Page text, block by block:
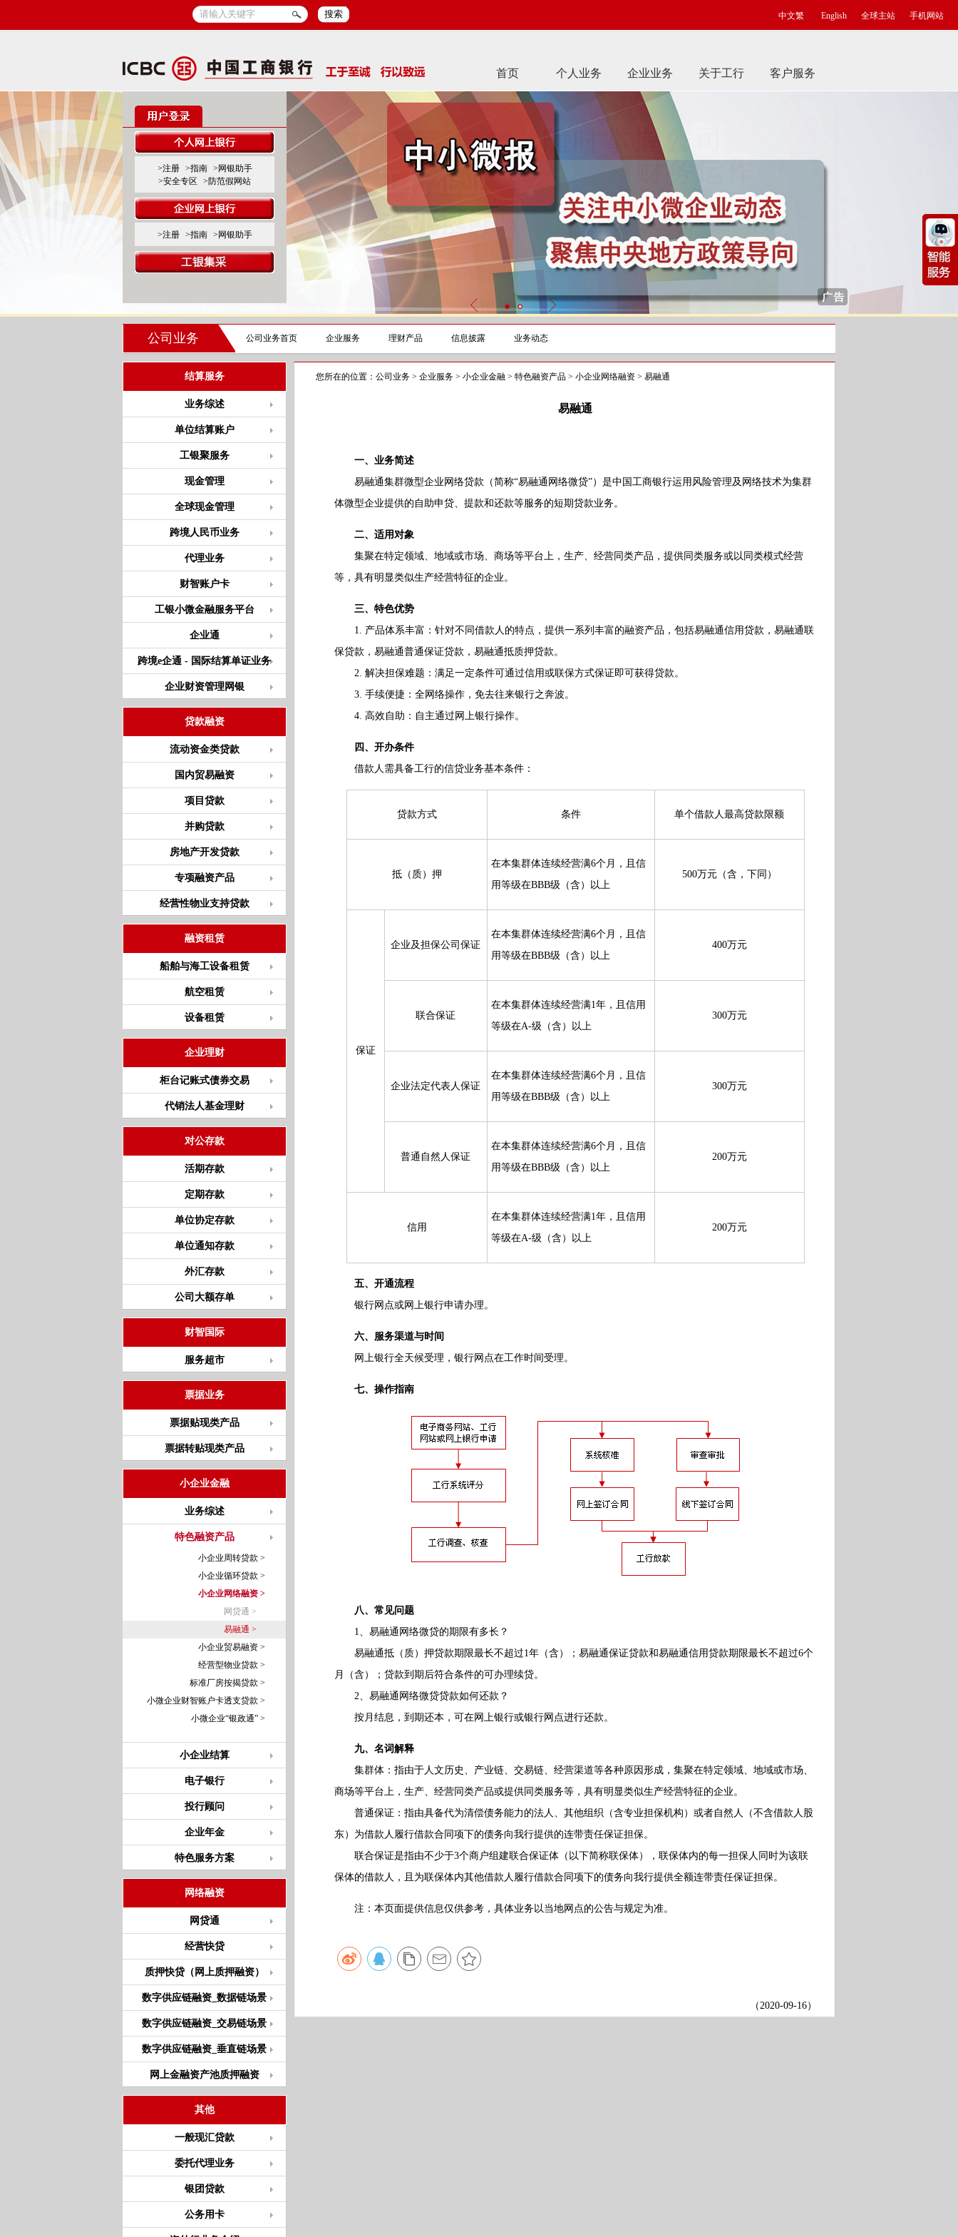
搜索 中文繁 English 全球主站 手机网站
首页 个人业务 企业业务 关于工行 客户服务
>注册 >指南
>网银助手
>安全专区
>防范假网站
>注册 >指南 >网银助手
公司业务 公司业务首页 企业服务 理财产品 信息披露 业务动态
结算服务
业务综述
单位结算账户
工银聚服务
现金管理
全球现金管理
跨境人民币业务
代理业务
财智账户卡
工银小微金融服务平台
企业通
跨境e企通 - 国际结算单证业务
企业财资管理网银
贷款融资
流动资金类贷款
国内贸易融资
项目贷款
并购贷款
房地产开发贷款
专项融资产品
经营性物业支持贷款
融资租赁
船舶与海工设备租赁
航空租赁
设备租赁
企业理财
柜台记账式债券交易
代销法人基金理财
对公存款
活期存款
定期存款
单位协定存款
单位通知存款
外汇存款
公司大额存单
财智国际
服务超市
票据业务
票据贴现类产品
票据转贴现类产品
小企业金融
业务综述
特色融资产品
小企业周转贷款 >
小企业循环贷款 >
小企业网络融资 >
网贷通 >
易融通 >
小企业贸易融资 >
经营型物业贷款 >
标准厂房按揭贷款 >
小微企业财智账户卡透支贷款 >
小微企业“银政通” >
小企业结算
电子银行
投行顾问
企业年金
特色服务方案
网络融资
网贷通
经营快贷
质押快贷（网上质押融资）
数字供应链融资_数据链场景
数字供应链融资_交易链场景
数字供应链融资_垂直链场景
网上金融资产池质押融资
其他
一般现汇贷款
委托代理业务
银团贷款
公务用卡
您所在的位置： 公司业务 > 企业服务 > 小企业金融 > 特色融资产品 > 小企业网络融资 > 易融通
易融通
一、业务简述
易融通集群微型企业网络贷款（简称“易融通网络微贷”）是中国工商银行运用风险管理及网络技术为集群
体微型企业提供的自助申贷、提款和还款等服务的短期贷款业务。
二、适用对象
集聚在特定领域、地域或市场、商场等平台上，生产、经营同类产品，提供同类服务或以同类模式经营
等，具有明显类似生产经营特征的企业。
三、特色优势
1. 产品体系丰富：针对不同借款人的特点，提供一系列丰富的融资产品，包括易融通信用贷款，易融通联
保贷款，易融通普通保证贷款，易融通抵质押贷款。
2. 解决担保难题：满足一定条件可通过信用或联保方式保证即可获得贷款。
3. 手续便捷：全网络操作，免去往来银行之奔波。
4. 高效自助：自主通过网上银行操作。
四、开办条件
借款人需具备工行的信贷业务基本条件：
贷款方式 条件 单个借款人最高贷款限额
抵（质）押
在本集群体连续经营满6个月，且信
用等级在BBB级（含）以上
500万元（含，下同）
保证
企业及担保公司保证
在本集群体连续经营满6个月，且信
用等级在BBB级（含）以上
400万元
联合保证
在本集群体连续经营满1年，且信用
等级在A-级（含）以上
300万元
企业法定代表人保证
在本集群体连续经营满6个月，且信
用等级在BBB级（含）以上
300万元
普通自然人保证
在本集群体连续经营满6个月，且信
用等级在BBB级（含）以上
200万元
信用
在本集群体连续经营满1年，且信用
等级在A-级（含）以上
200万元
五、开通流程
银行网点或网上银行申请办理。
六、服务渠道与时间
网上银行全天候受理，银行网点在工作时间受理。
七、操作指南
八、常见问题
1、易融通网络微贷的期限有多长？
易融通抵（质）押贷款期限最长不超过1年（含）；易融通保证贷款和易融通信用贷款期限最长不超过6个
月（含）；贷款到期后符合条件的可办理续贷。
2、易融通网络微贷贷款如何还款？
按月结息，到期还本，可在网上银行或银行网点进行还款。
九、名词解释
集群体：指由于人文历史、产业链、交易链、经营渠道等各种原因形成，集聚在特定领域、地域或市场、
商场等平台上，生产、经营同类产品或提供同类服务等，具有明显类似生产经营特征的企业。
普通保证：指由具备代为清偿债务能力的法人、其他组织（含专业担保机构）或者自然人（不含借款人股
东）为借款人履行借款合同项下的债务向我行提供的连带责任保证担保。
联合保证是指由不少于3个商户组建联合保证体（以下简称联保体），联保体内的每一担保人同时为该联
保体的借款人，且为联保体内其他借款人履行借款合同项下的债务向我行提供全额连带责任保证担保。
注：本页面提供信息仅供参考，具体业务以当地网点的公告与规定为准。
（2020-09-16）